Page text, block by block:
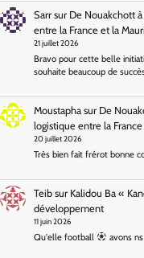
Sarrsur De Nouakchott
entre la France et la
21 juillet 2026
Bravo pour cette belle
souhaite beaucoup de
Moustaphasur De
logistique entre la
20 juillet 2026
Très bien fait frérot bonne
Teibsur Kalidou Ba «
développement
11 juin 2026
Qu'elle football avons